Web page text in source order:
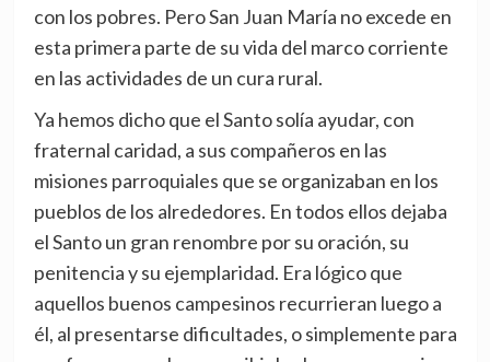
con los pobres. Pero San Juan María no excede en
esta primera parte de su vida del marco corriente
en las actividades de un cura rural.
Ya hemos dicho que el Santo solía ayudar, con
fraternal caridad, a sus compañeros en las
misiones parroquiales que se organizaban en los
pueblos de los alrededores. En todos ellos dejaba
el Santo un gran renombre por su oración, su
penitencia y su ejemplaridad. Era lógico que
aquellos buenos campesinos recurrieran luego a
él, al presentarse dificultades, o simplemente para